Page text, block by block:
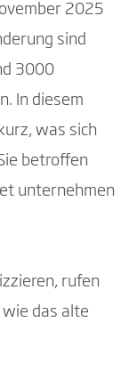
2025
sind
3000
In diesem
was sich
betroffen
unternehmen
rufen
das alte